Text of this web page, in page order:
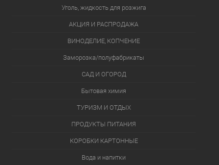
Уголь, жидкость для розжига
АКЦИЯ И РАСПРОДАЖА
ВИНОДЕЛИЕ, КОПЧЕНИЕ
Заморозка/полуфабрикаты
САД И ОГОРОД
Бытовая химия
ТУРИЗМ И ОТДЫХ
ПРОДУКТЫ ПИТАНИЯ
КОРОБКИ КАРТОННЫЕ
Вода и напитки